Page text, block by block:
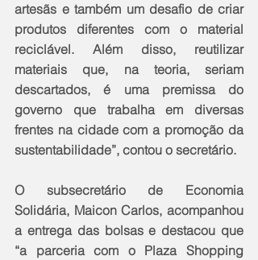
artesãs e também um desafio de criar
produtos diferentes com o material
reciclável. Além disso, reutilizar
materiais que, na teoria, seriam
descartados, é uma premissa do
governo que trabalha em diversas
frentes na cidade com a promoção da
sustentabilidade”, contou o secretário.
O subsecretário de Economia
Solidária, Maicon Carlos, acompanhou
a entrega das bolsas e destacou que
“a parceria com o Plaza Shopping